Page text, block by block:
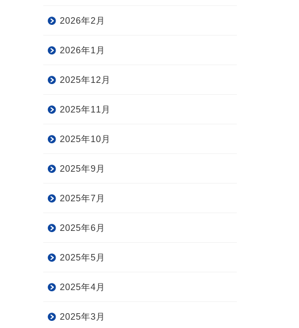
2026年2月
2026年1月
2025年12月
2025年11月
2025年10月
2025年9月
2025年7月
2025年6月
2025年5月
2025年4月
2025年3月